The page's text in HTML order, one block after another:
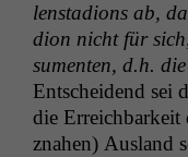
len­sta­dions ab,
dion nicht für
sumenten, d.h.
Entschei­dend sei
die
z­na­hen) Aus­land